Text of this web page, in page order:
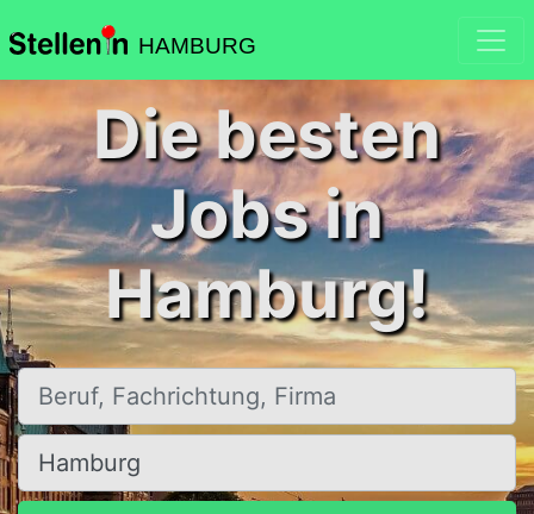
HAMBURG
Die besten
Jobs in
Hamburg!
Beruf, Fachrichtung, Firma
Ort, Stadt